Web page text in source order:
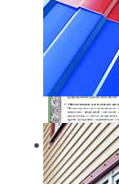
Сертификат
товара 2